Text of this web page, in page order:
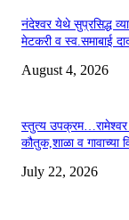
नंदेश्वर येथे सुप्रसिद्ध
मेटकरी व स्व.समाबाई
August 4, 2026
स्तुत्य उपक्रम…रामेश्वर
कौतुक,शाळा व गावाच्या
July 22, 2026